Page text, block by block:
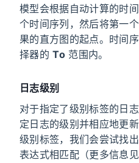
模型会根据自动计算的时
个时间序列，然后将第一
果的直方图的起点。时间
择器的To范围内。
日志级别
对于指定了级别标签的日
定日志的级别并相应地更
级别标签，我们会尝试找
表达式相匹配（更多信息